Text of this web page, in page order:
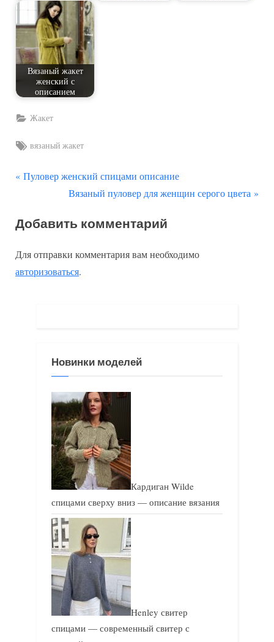
Вязаный жакет
женский с
описанием
Жакет
Tags:
вязаный жакет
Навигация
записям
П
д
д
у
Пуловер женский спицами описание
С
е
у
ю
а
п
и
с
ь
:
Вязаный пуловер для женщин серого цвета
Добавить комментарий
Для отправки комментария вам необходимо
авторизоваться.
Новинки моделей
Кардиган Wilde
спицами сверху вниз — описание вязания
Henley свитер
спицами — современный свитер с